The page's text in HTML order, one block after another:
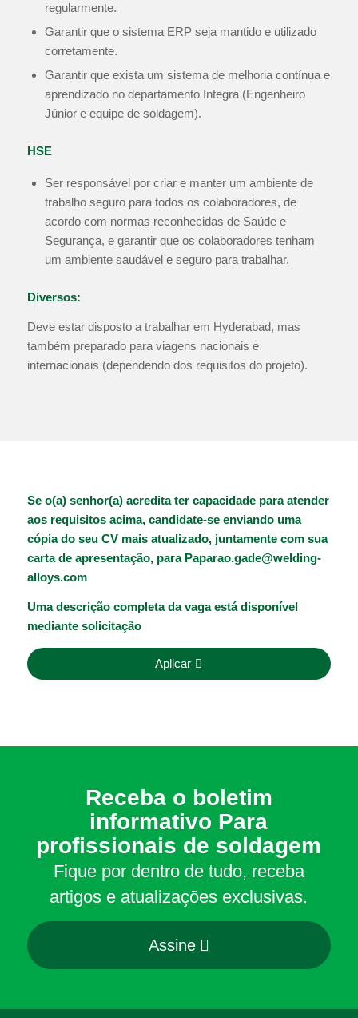
regularmente.
Garantir que o sistema ERP seja mantido e utilizado
corretamente.
Garantir que exista um sistema de melhoria contínua e
aprendizado no departamento Integra (Engenheiro
Júnior e equipe de soldagem).
HSE
Ser responsável por criar e manter um ambiente de
trabalho seguro para todos os colaboradores, de
acordo com normas reconhecidas de Saúde e
Segurança, e garantir que os colaboradores tenham
um ambiente saudável e seguro para trabalhar.
Diversos:
Deve estar disposto a trabalhar em Hyderabad, mas
também preparado para viagens nacionais e
internacionais (dependendo dos requisitos do projeto).
Se o(a) senhor(a) acredita ter capacidade para atender
aos requisitos acima, candidate-se enviando uma
cópia do seu CV mais atualizado, juntamente com sua
carta de apresentação, para Paparao.gade@welding-
alloys.com
Uma descrição completa da vaga está disponível
mediante solicitação
Aplicar
Receba o boletim
informativo Para
profissionais de soldagem
Fique por dentro de tudo, receba
artigos e atualizações exclusivas.
Assine